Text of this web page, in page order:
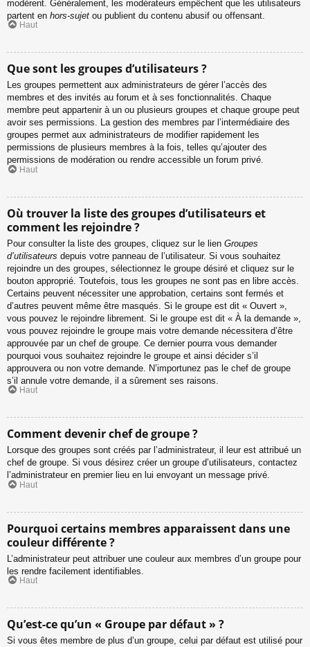
modèrent. Généralement, les modérateurs empêchent que les utilisateurs
partent en hors-sujet ou publient du contenu abusif ou offensant.
Haut
Que sont les groupes d’utilisateurs ?
Les groupes permettent aux administrateurs de gérer l’accès des
membres et des invités au forum et à ses fonctionnalités. Chaque
membre peut appartenir à un ou plusieurs groupes et chaque groupe peut
avoir ses permissions. La gestion des membres par l’intermédiaire des
groupes permet aux administrateurs de modifier rapidement les
permissions de plusieurs membres à la fois, telles qu’ajouter des
permissions de modération ou rendre accessible un forum privé.
Haut
Où trouver la liste des groupes d’utilisateurs et
comment les rejoindre ?
Pour consulter la liste des groupes, cliquez sur le lien Groupes
d’utilisateurs depuis votre panneau de l’utilisateur. Si vous souhaitez
rejoindre un des groupes, sélectionnez le groupe désiré et cliquez sur le
bouton approprié. Toutefois, tous les groupes ne sont pas en libre accès.
Certains peuvent nécessiter une approbation, certains sont fermés et
d’autres peuvent même être masqués. Si le groupe est dit « Ouvert »,
vous pouvez le rejoindre librement. Si le groupe est dit « À la demande »,
vous pouvez rejoindre le groupe mais votre demande nécessitera d’être
approuvée par un chef de groupe. Ce dernier pourra vous demander
pourquoi vous souhaitez rejoindre le groupe et ainsi décider s’il
approuvera ou non votre demande. N’importunez pas le chef de groupe
s’il annule votre demande, il a sûrement ses raisons.
Haut
Comment devenir chef de groupe ?
Lorsque des groupes sont créés par l’administrateur, il leur est attribué un
chef de groupe. Si vous désirez créer un groupe d’utilisateurs, contactez
l’administrateur en premier lieu en lui envoyant un message privé.
Haut
Pourquoi certains membres apparaissent dans une
couleur différente ?
L’administrateur peut attribuer une couleur aux membres d’un groupe pour
les rendre facilement identifiables.
Haut
Qu’est-ce qu’un « Groupe par défaut » ?
Si vous êtes membre de plus d’un groupe, celui par défaut est utilisé pour